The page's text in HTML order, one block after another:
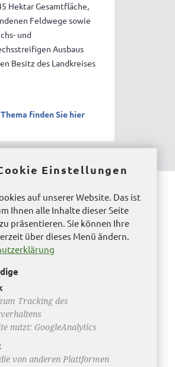
Hektar Gesamtfläche,
Feldwege sowie
und
Ausbaus
Besitz des Landkreises
finden Sie hier
Helmstedt
& 15.00 Uhr bis 17.00 Uhr
& 14.00 Uhr bis 16.00
Einstellungen
auf unserer Website. Das ist
Ihnen alle Inhalte dieser Seite
präsentieren. Sie können Ihre
über dieses Menü ändern.
Tracking des
nutzt: GoogleAnalytics
von anderen Plattformen